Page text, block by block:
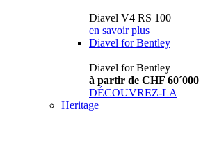
Diavel V4 RS 100
en savoir plus
Diavel for Bentley
Diavel for Bentley
à partir de CHF 60´000
DÉCOUVREZ-LA
Heritage